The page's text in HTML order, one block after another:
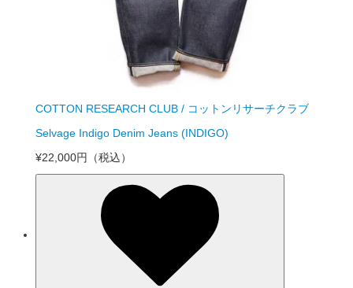
COTTON RESEARCH CLUB / コットンリサーチクラブ
Selvage Indigo Denim Jeans (INDIGO)
¥22,000円
（税込）